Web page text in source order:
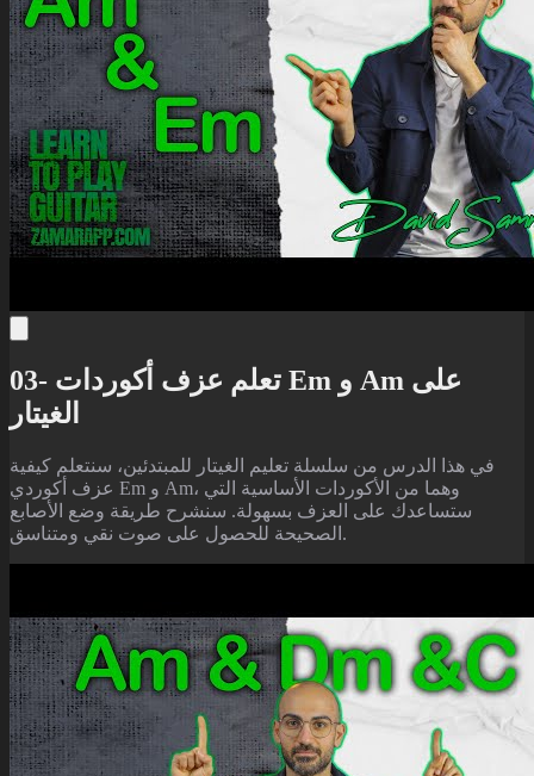
03- تعلم عزف أكوردات Em و Am على
الغيتار
في هذا الدرس من سلسلة تعليم الغيتار للمبتدئين، سنتعلم كيفية
عزف أكوردي Em و Am، وهما من الأكوردات الأساسية التي
ستساعدك على العزف بسهولة. سنشرح طريقة وضع الأصابع
الصحيحة للحصول على صوت نقي ومتناسق.